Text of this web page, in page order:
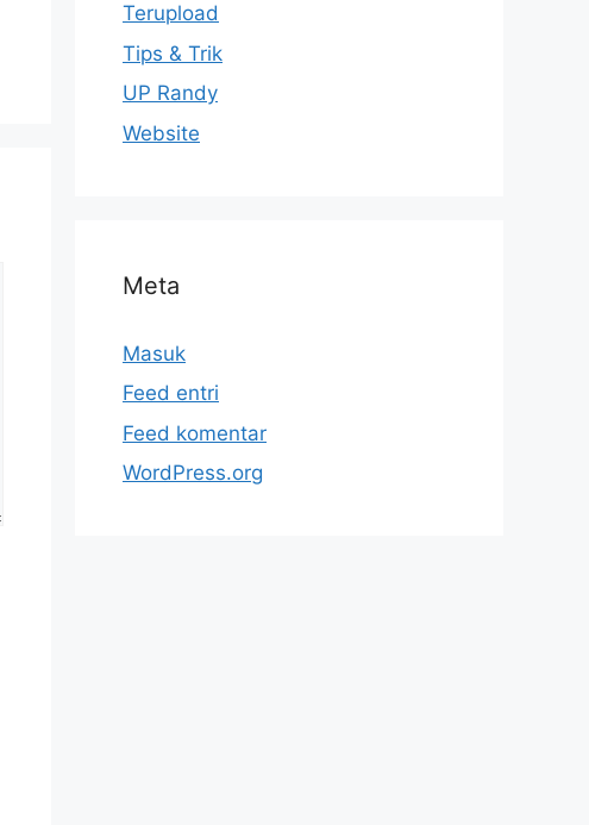
Terupload
Tips & Trik
UP Randy
Website
Meta
Masuk
Feed entri
Feed komentar
WordPress.org